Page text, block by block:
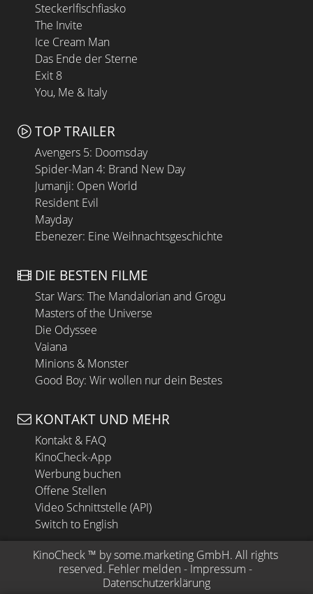
Steckerlfischfiasko
The Invite
Ice Cream Man
Das Ende der Sterne
Exit 8
You, Me & Italy
TOP TRAILER
Avengers 5: Doomsday
Spider-Man 4: Brand New Day
Jumanji: Open World
Resident Evil
Mayday
Ebenezer: Eine Weihnachtsgeschichte
DIE BESTEN FILME
Star Wars: The Mandalorian and Grogu
Masters of the Universe
Die Odyssee
Vaiana
Minions & Monster
Good Boy: Wir wollen nur dein Bestes
KONTAKT UND MEHR
Kontakt & FAQ
KinoCheck-App
Werbung buchen
Offene Stellen
Video Schnittstelle (API)
Switch to English
KinoCheck ™ by some.marketing GmbH. All rights
reserved. Fehler melden - Impressum -
Datenschutzerklärung